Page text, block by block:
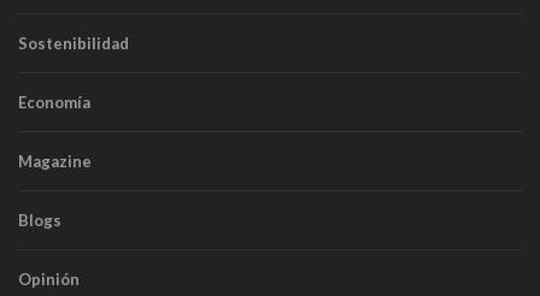
Sostenibilidad
Economía
Magazine
Blogs
Opinión